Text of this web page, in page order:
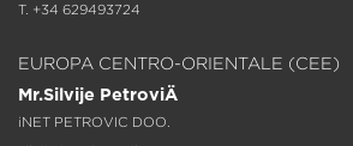
T. +34 629493724
EUROPA CENTRO-ORIENTALE (CEE)
Mr.Silvije PetroviÄ
iNET PETROVIC DOO.